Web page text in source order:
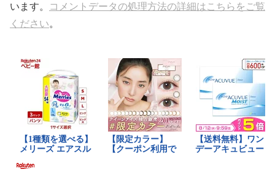
います。
コメントデータの処理方法の詳細はこちらをご覧
ください。